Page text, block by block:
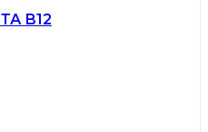
В12